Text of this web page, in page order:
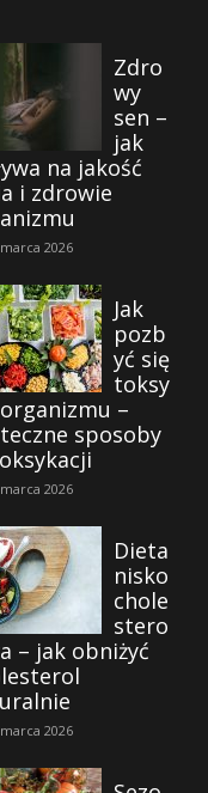
Zdro
wy
sen –
jak
na jakość
i zdrowie
2026
Jak
pozb
yć się
toksy
–
sposoby
2026
Dieta
nisko
chole
stero
– jak obniżyć
2026